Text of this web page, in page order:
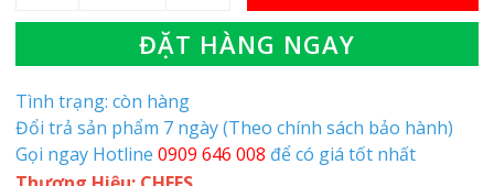
ĐẶT HÀNG NGAY
Tình trạng: còn hàng
Đổi trả sản phẩm 7 ngày (Theo chính sách bảo hành)
Gọi ngay Hotline 0909 646 008 để có giá tốt nhất